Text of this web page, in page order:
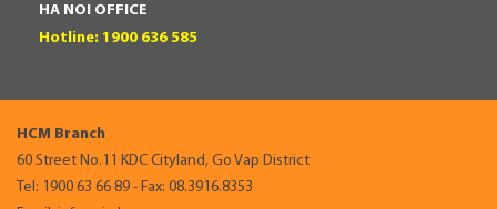
HA NOI OFFICE
Hotline: 1900 636 585
HCM Branch
60 Street No.11 KDC Cityland, Go Vap District
Tel: 1900 63 66 89 - Fax: 08.3916.8353